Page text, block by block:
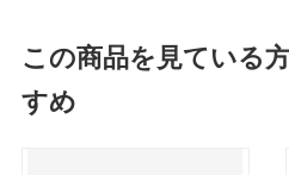
この商品を見ている
すめ